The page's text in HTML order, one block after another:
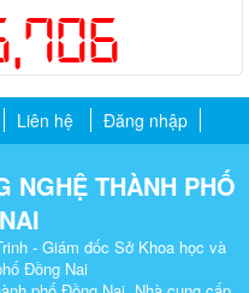
Liên hệ Đăng nhập
NGHỆ THÀNH PHỐ
- Giám đốc Sở Khoa học và
Đồng Nai